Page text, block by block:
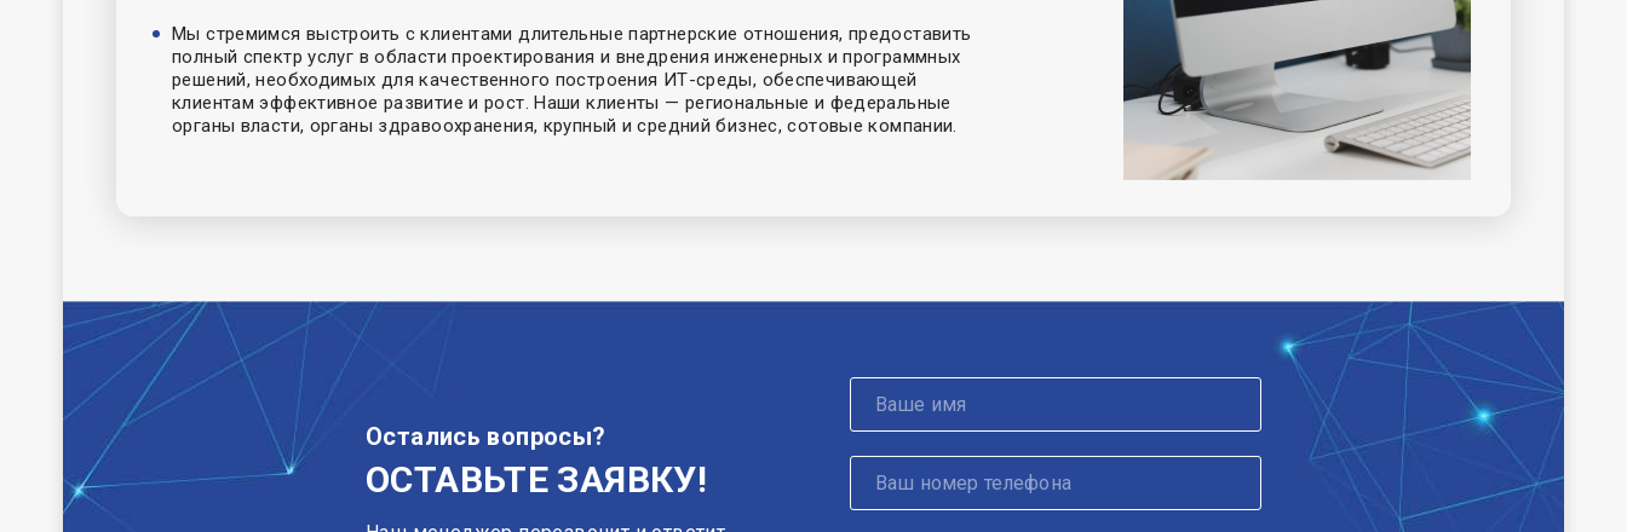
Мы стремимся выстроить с клиентами длительные партнерские отношения, предоставить
полный спектр услуг в области проектирования и внедрения инженерных и программных
решений, необходимых для качественного построения ИТ-среды, обеспечивающей
клиентам эффективное развитие и рост. Наши клиенты — региональные и федеральные
органы власти, органы здравоохранения, крупный и средний бизнес, сотовые компании.
Остались вопросы?
ОСТАВЬТЕ ЗАЯВКУ!